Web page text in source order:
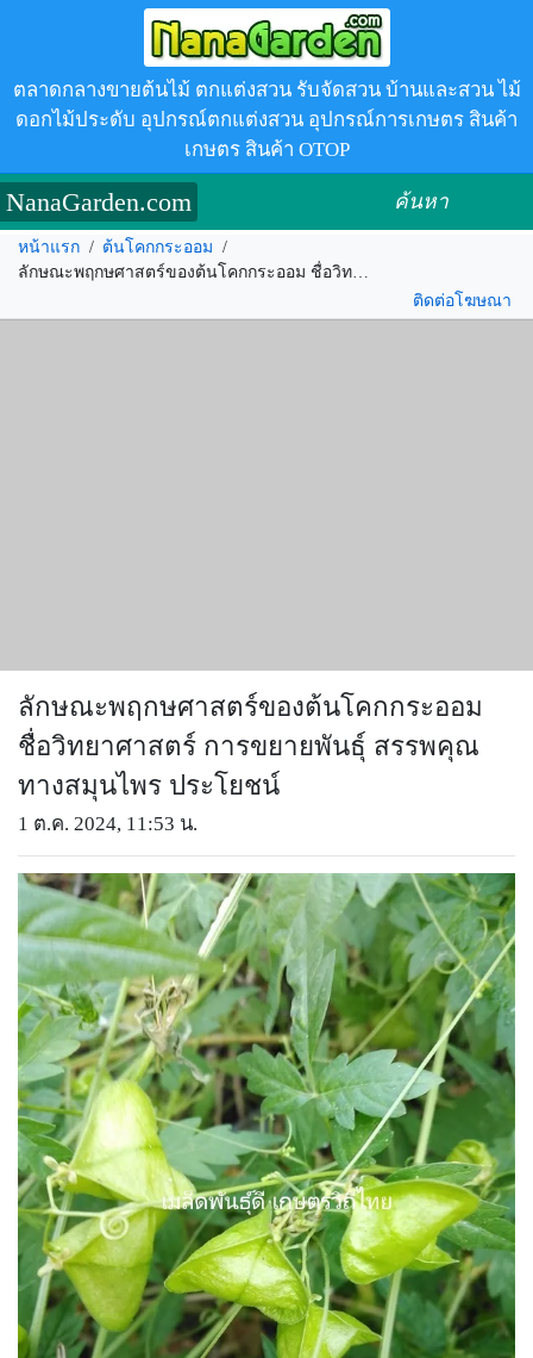
ตลาดกลางขายต้นไม้ ตกแต่งสวน รับจัดสวน บ้านและสวน ไม้
ดอกไม้ประดับ อุปกรณ์ตกแต่งสวน อุปกรณ์การเกษตร สินค้า
เกษตร สินค้า OTOP
NanaGarden.com ค้นหา
หน้าแรก / ต้นโคกกระออม /
ติดต่อโฆษณา
ลักษณะพฤกษศาสตร์ของต้นโคกกระออม
ชื่อวิทยาศาสตร์ การขยายพันธุ์ สรรพคุณ
ทางสมุนไพร ประโยชน์
1 ต.ค. 2024, 11:53 น.